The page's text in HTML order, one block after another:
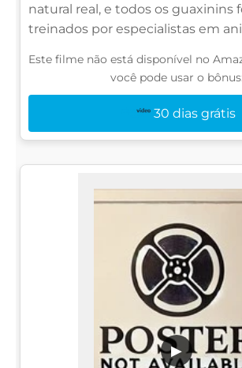
natural real, e todos os guaxinins
treinados por especialistas em
Este filme não está disponível no
você pode usar o bônus:
30 dias grátis
▶